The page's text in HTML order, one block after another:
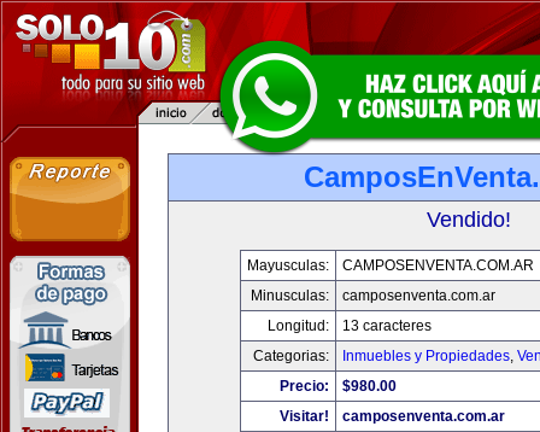
Vendido!
Mayusculas:
CAMPOSENVENTA.COM.AR
Minusculas:
camposenventa.com.ar
Longitud:
13 caracteres
Categorias:
Inmuebles y Propiedades,
Precio:
$980.00
Visitar!
camposenventa.com.ar